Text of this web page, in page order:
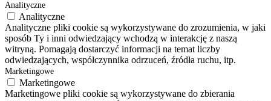
Analityczne
Analityczne
Analityczne pliki cookie są wykorzystywane do zrozumienia, w jaki
sposób Ty i inni odwiedzający wchodzą w interakcję z naszą
witryną. Pomagają dostarczyć informacji na temat liczby
odwiedzających, współczynnika odrzuceń, źródła ruchu, itp.
Marketingowe
Marketingowe
Marketingowe pliki cookie są wykorzystywane do zbierania